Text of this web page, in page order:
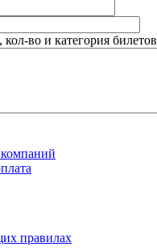
во и категория билетов
правилах